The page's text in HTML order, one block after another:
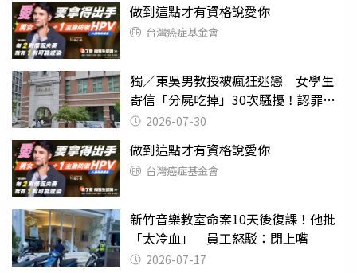
做到這點才有資格說愛你
台灣癌症基金會
獨／東吳男教授被瘋狂迷戀 女學生
寄信「分屍吃掉」30次騷擾！認罪免
關 2026-07-30
做到這點才有資格說愛你
台灣癌症基金會
新竹音樂教室命案10天後復課！他批
「太冷血」 員工怒駁：閉上嘴
2026-07-17